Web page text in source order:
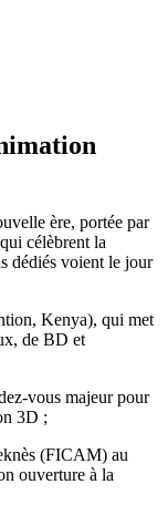
ère, portée par
célèbrent la
dédiés voient le jour
Kenya), qui met
de BD et
vous majeur pour
3D ;
(FICAM) au
ouverture à la